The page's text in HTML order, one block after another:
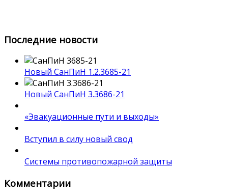
Последние новости
Новый СанПиН 1.2.3685-21
Новый СанПиН 3.3686-21
«Эвакуационные пути и выходы»
Вступил в силу новый свод
Системы противопожарной защиты
Комментарии